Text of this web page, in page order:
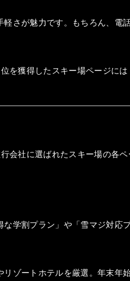
さが魅力です。もちろん、電
獲得したスキー場ページには
社に選ばれたスキー場の各
学割プラン」や「雪マジ対応
ゾートホテルを厳選。年末年